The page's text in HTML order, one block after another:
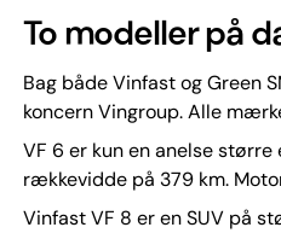
To modeller på
Bag både Vinfast og Green
koncern Vingroup. Alle
VF 6 er kun en anelse større
rækkevidde på 379 km.
Vinfast VF 8 er en SUV på